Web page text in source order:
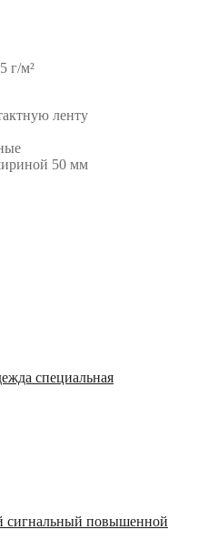
г/м²
ленту
50 мм
специальная
сигнальный повышенной